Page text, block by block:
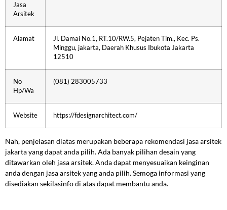
Jasa
Arsitek
Alamat
Jl. Damai No.1, RT.10/RW.5, Pejaten Tim., Kec. Ps.
Minggu, jakarta, Daerah Khusus Ibukota Jakarta
12510
No
Hp/Wa
(081) 283005733
Website https://fdesignarchitect.com/
Nah, penjelasan diatas merupakan beberapa rekomendasi jasa arsitek
jakarta yang dapat anda pilih. Ada banyak pilihan desain yang
ditawarkan oleh jasa arsitek. Anda dapat menyesuaikan keinginan
anda dengan jasa arsitek yang anda pilih. Semoga informasi yang
disediakan sekilasinfo di atas dapat membantu anda.